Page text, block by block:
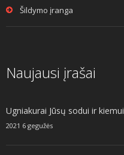
Šildymo įranga
Naujausi įrašai
Ugniakurai Jūsų sodui ir kiemui
2021 6 gegužės